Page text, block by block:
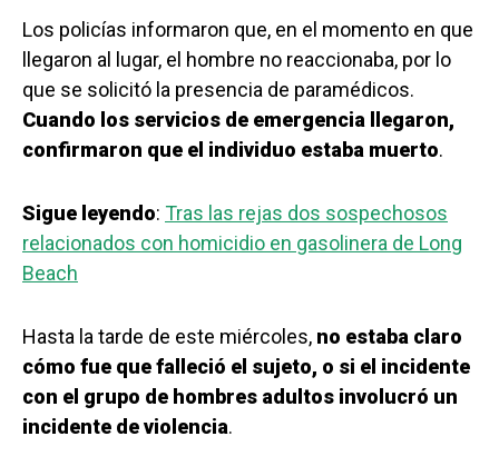
Los policías informaron que, en el momento en que
llegaron al lugar, el hombre no reaccionaba, por lo
que se solicitó la presencia de paramédicos.
Cuando los servicios de emergencia llegaron,
confirmaron que el individuo estaba muerto.
Sigue leyendo: Tras las rejas dos sospechosos
relacionados con homicidio en gasolinera de Long
Beach
Hasta la tarde de este miércoles, no estaba claro
cómo fue que falleció el sujeto, o si el incidente
con el grupo de hombres adultos involucró un
incidente de violencia.